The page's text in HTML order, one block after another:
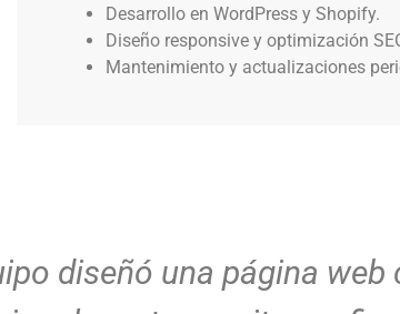
Desarrollo en WordPress y Shopify.
Diseño responsive y optimización
Mantenimiento y actualizaciones
Mi página web quedó justo